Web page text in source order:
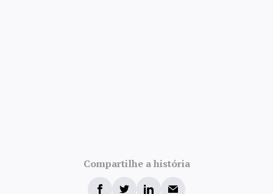
Compartilhe a história